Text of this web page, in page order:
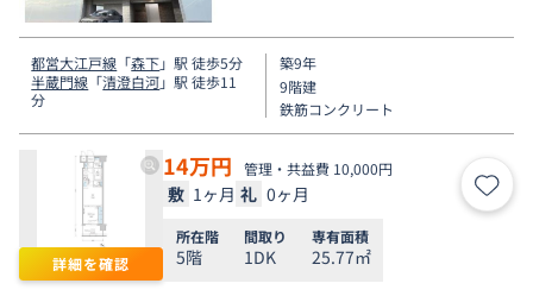
都営大江戸線 「森下」駅 徒歩5分
半蔵門線 「清澄白河」駅 徒歩11
分
築9年
9階建
鉄筋コンクリート
詳細を確認
14万円 管理・共益費 10,000円
敷 1ヶ月 礼 0ヶ月 お気
所在階
5階
間取り
1DK
専有面積
25.77㎡